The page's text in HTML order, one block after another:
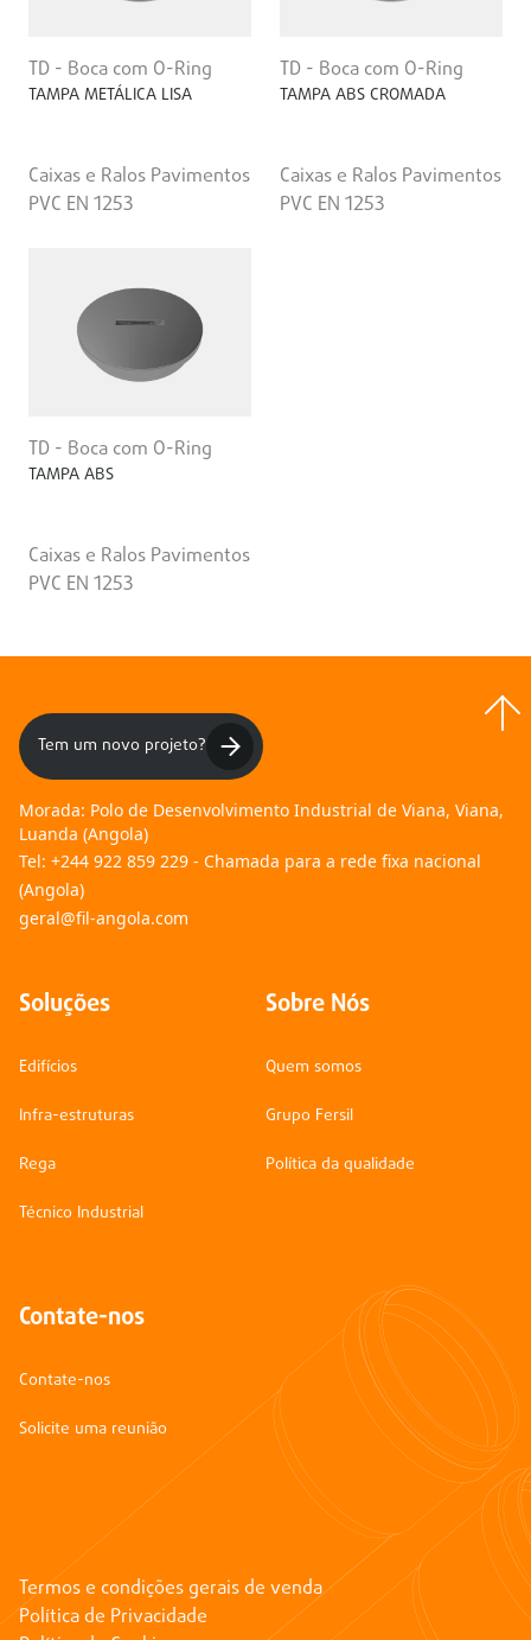
TD - Boca com O-Ring
TAMPA METÁLICA LISA
Caixas e Ralos Pavimentos
PVC EN 1253
TD - Boca com O-Ring
TAMPA ABS CROMADA
Caixas e Ralos Pavimentos
PVC EN 1253
TD - Boca com O-Ring
TAMPA ABS
Caixas e Ralos Pavimentos
PVC EN 1253
Tem um novo projeto?
Morada: Polo de Desenvolvimento Industrial de Viana, Viana,
Luanda (Angola)
Tel: +244 922 859 229 - Chamada para a rede fixa nacional
(Angola)
geral@fil-angola.com
Soluções
Edifícios
Infra-estruturas
Rega
Técnico Industrial
Sobre Nós
Quem somos
Grupo Fersil
Política da qualidade
Contate-nos
Contate-nos
Solicite uma reunião
Termos e condições gerais de venda
Política de Privacidade